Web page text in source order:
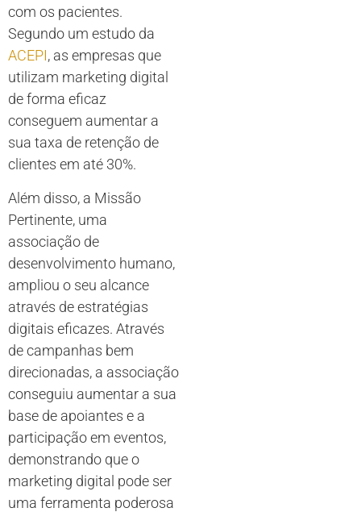
com os pacientes.
Segundo um estudo da
ACEPI, as empresas que
utilizam marketing digital
de forma eficaz
conseguem aumentar a
sua taxa de retenção de
clientes em até 30%.
Além disso, a Missão
Pertinente, uma
associação de
desenvolvimento humano,
ampliou o seu alcance
através de estratégias
digitais eficazes. Através
de campanhas bem
direcionadas, a associação
conseguiu aumentar a sua
base de apoiantes e a
participação em eventos,
demonstrando que o
marketing digital pode ser
uma ferramenta poderosa